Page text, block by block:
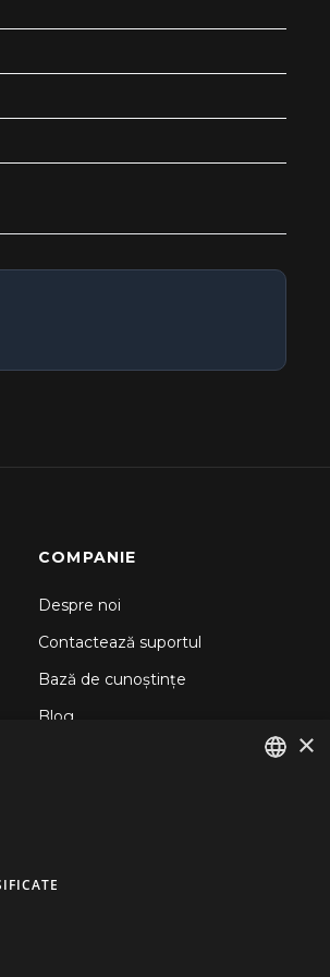
COMPANIE
Despre noi
Contactează suportul
Bază de cunoștințe
Blog
×